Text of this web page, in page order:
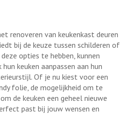
renoveren van keukenkast deuren
bij de keuze tussen schilderen of
opties te hebben, kunnen
keuken aanpassen aan hun
Of je nu kiest voor een
folie, de mogelijkheid om te
de keuken een geheel nieuwe
past bij jouw wensen en